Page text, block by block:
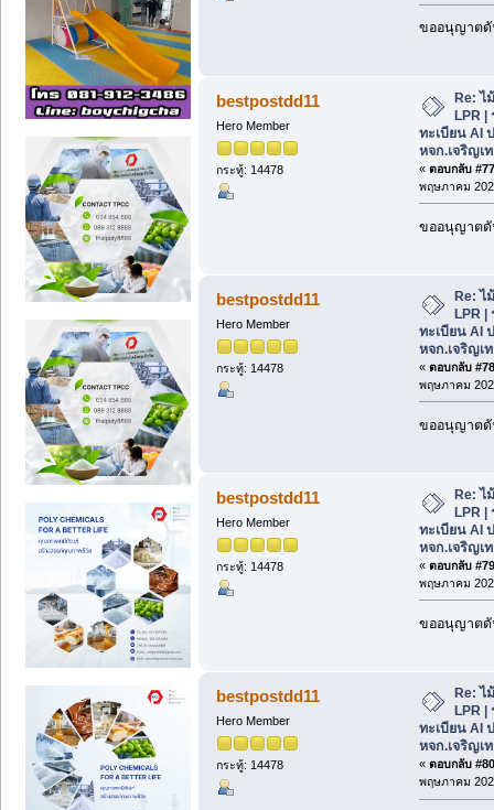
ขออนุญาตดั
bestpostdd11
Hero Member
กระทู้: 14478
Re: ไ
LPR |
ทะเบียน AI
หจก.เจริญเ
« ตอบกลับ
พฤษภาคม
ขออนุญาตดั
bestpostdd11
Hero Member
กระทู้: 14478
Re: ไ
LPR |
ทะเบียน AI
หจก.เจริญเ
« ตอบกลับ
พฤษภาคม
ขออนุญาตดั
bestpostdd11
Hero Member
กระทู้: 14478
Re:
LPR
ทะเบียน AI
หจก.เจริญเ
« ตอบกลับ
พฤษภาคม
ขออนุญาตดั
bestpostdd11
Hero Member
กระทู้: 14478
Re:
LPR
ทะเบียน AI
หจก.เจริญเ
« ตอบกลับ
พฤษภาคม